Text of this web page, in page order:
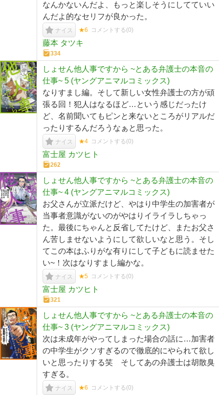
なんかないんだよ、もっと楽しそうにしてていい
んだよ的なセリフが良かった。
ナイス ★6 コメントする(0)
藤本 タツキ
334
しょせん他人事ですから ~とある弁護士の本音の
仕事~ 5 (ヤングアニマルコミックス)
なりすまし編。そして新しい女性弁護士の方が頑
張る回！犯人はなるほど…という感じだったけ
ど、名前聞いてもピンと来ないところがリアルだ
ったりするんだろうなぁと思った。
ナイス ★4 コメントする(0)
富士屋 カツヒト
262
しょせん他人事ですから ~とある弁護士の本音の
仕事~ 4 (ヤングアニマルコミックス)
お父さんが立派だけど、やはり中学生の加害者が
当事者意識がないのがやはりイライラしちゃっ
た。最後にちゃんと反省してたけど、またお父さ
ん苦しませないようにして欲しいなと思う。そし
てこの本はふりがな有りにして子どもに読ませた
い~！次はなりすまし編かな。
ナイス ★5 コメントする(0)
富士屋 カツヒト
321
しょせん他人事ですから ~とある弁護士の本音の
仕事~ 3 (ヤングアニマルコミックス)
次は未成年がやってしまった場合の話に…加害者
の中学生がクソすぎるので徹底的にやられて欲し
いと思ったりする笑 そしてあの弁護士は胡散臭
すぎる。
ナイス ★6 コメントする(0)